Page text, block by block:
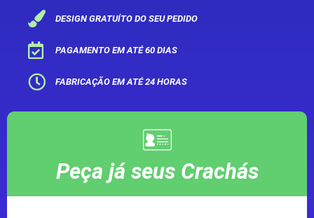
DESIGN GRATUÍTO DO SEU PEDIDO
PAGAMENTO EM ATÉ 60 DIAS
FABRICAÇÃO EM ATÉ 24 HORAS
Peça já seus Crachás